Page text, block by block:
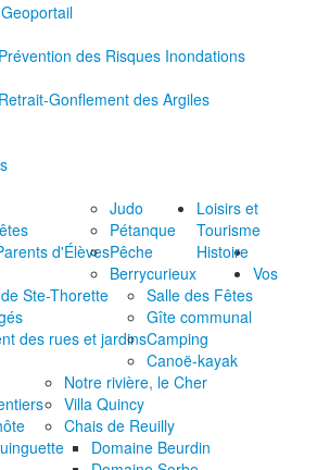
des Risques Inondations
Gonflement des Argiles
d'Élèves
Judo
Pétanque
Pêche
Berrycurieux
Ste-Thorette
des rues et jardins
Loisirs et
Tourisme
Salle des Fêtes
Gîte communal
Camping
Canoë-kayak
Notre rivière, le Cher
Villa Quincy
Chais de Reuilly
Domaine Beurdin
Histoire
Vos